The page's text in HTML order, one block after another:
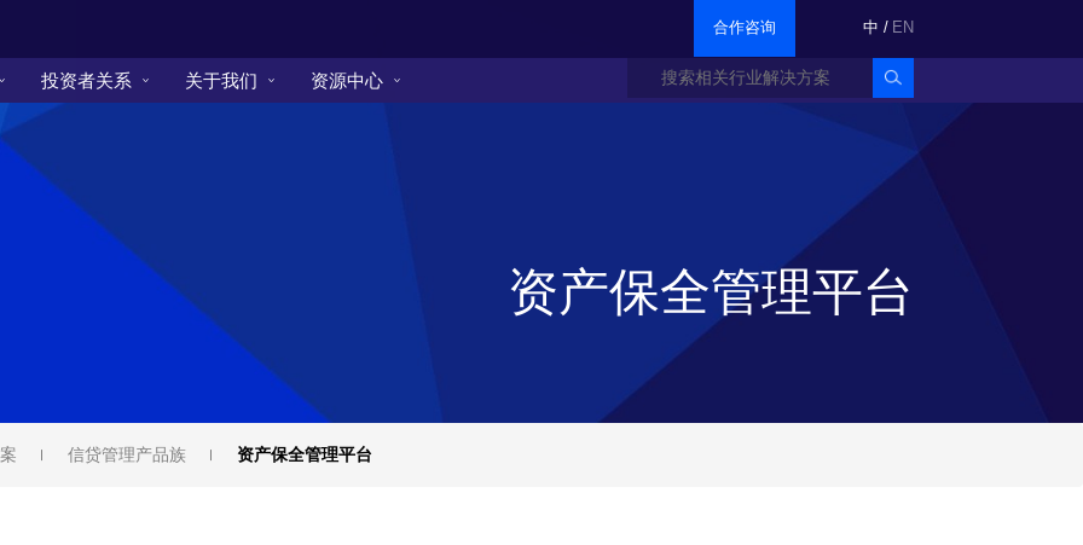
合作咨询 中 / EN
投资者关系 关于我们 资源中心
资产保全管理平台
信贷管理产品族 资产保全管理平台